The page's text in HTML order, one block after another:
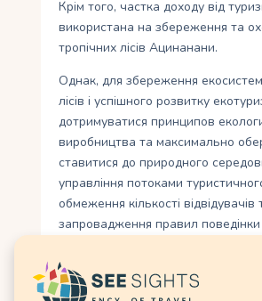
Крім того, частка доходу від
використана на збереження та
тропічних лісів Ацинанани.
Однак, для збереження
лісів і успішного розвитку
дотримуватися принципов
виробництва та максимально
ставитися до природного
управління потоками
обмеження кількості відвідувачів
запровадження правил
природного надбання.